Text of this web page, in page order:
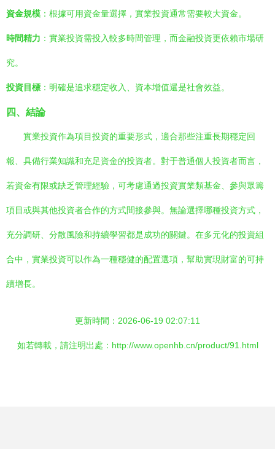
資金規模 ：根據可用資金量選擇，實業投資通常需要較大資金。
時間精力 ：實業投資需投入較多時間管理，而金融投資更依賴市場研
究。
投資目標 ：明確是追求穩定收入、資本增值還是社會效益。
四、結論
實業投資作為項目投資的重要形式，適合那些注重長期穩定回
報、具備行業知識和充足資金的投資者。對于普通個人投資者而言，
若資金有限或缺乏管理經驗，可考慮通過投資實業類基金、參與眾籌
項目或與其他投資者合作的方式間接參與。無論選擇哪種投資方式，
充分調研、分散風險和持續學習都是成功的關鍵。在多元化的投資組
合中，實業投資可以作為一種穩健的配置選項，幫助實現財富的可持
續增長。
更新時間：2026-06-19 02:07:11
如若轉載，請注明出處：http://www.openhb.cn/product/91.html